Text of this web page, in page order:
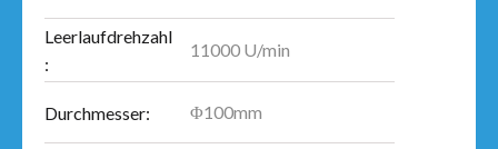
Leerlaufdrehzahl
:
11000 U/min
Durchmesser: Φ100mm